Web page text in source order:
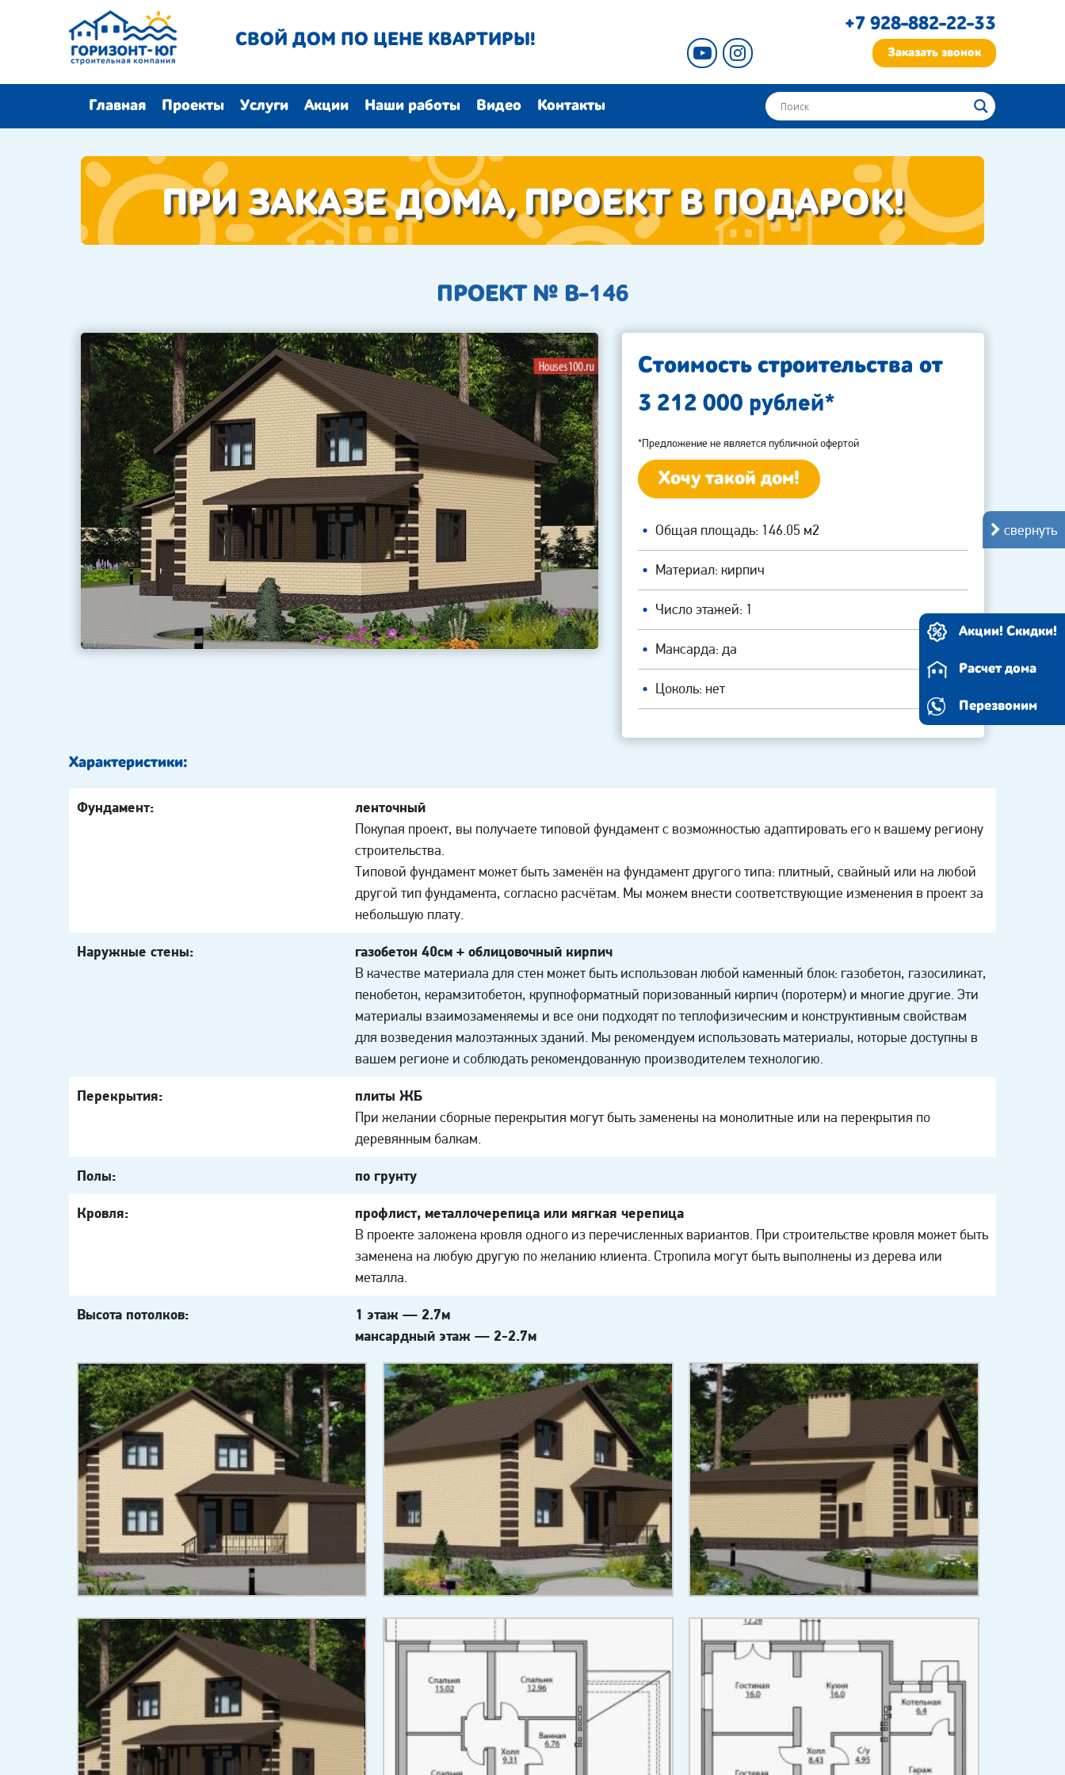
свернуть
Акции! Скидки!
Расчет дома
Перезвоним
СВОЙ ДОМ ПО ЦЕНЕ КВАРТИРЫ!
+7 928-882-22-33
Заказать звонок
Главная Проекты Услуги Акции Наши работы Видео Контакты
ПРИ ЗАКАЗЕ ДОМА, ПРОЕКТ В ПОДАРОК!
ПРОЕКТ № B-146
Стоимость строительства от
3 212 000 рублей*
*Предложение не является публичной офертой
Хочу такой дом!
Общая площадь: 146.05 м2
Материал: кирпич
Число этажей: 1
Мансарда: да
Цоколь: нет
Характеристики:
Фундамент: ленточный
Покупая проект, вы получаете типовой фундамент с возможностью адаптировать его к вашему региону
строительства.
Типовой фундамент может быть заменён на фундамент другого типа: плитный, свайный или на любой
другой тип фундамента, согласно расчётам. Мы можем внести соответствующие изменения в проект за
небольшую плату.
Наружные стены: газобетон 40см + облицовочный кирпич
В качестве материала для стен может быть использован любой каменный блок: газобетон, газосиликат,
пенобетон, керамзитобетон, крупноформатный поризованный кирпич (поротерм) и многие другие. Эти
материалы взаимозаменяемы и все они подходят по теплофизическим и конструктивным свойствам
для возведения малоэтажных зданий. Мы рекомендуем использовать материалы, которые доступны в
вашем регионе и соблюдать рекомендованную производителем технологию.
Перекрытия: плиты ЖБ
При желании сборные перекрытия могут быть заменены на монолитные или на перекрытия по
деревянным балкам.
Полы: по грунту
Кровля: профлист, металлочерепица или мягкая черепица
В проекте заложена кровля одного из перечисленных вариантов. При строительстве кровля может быть
заменена на любую другую по желанию клиента. Стропила могут быть выполнены из дерева или
металла.
Высота потолков:
1 этаж — 2.7м
мансардный этаж — 2-2.7м